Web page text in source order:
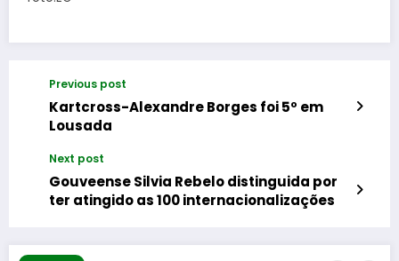
Previous post
Kartcross-Alexandre Borges foi 5º em
Lousada
Next post
Gouveense Silvia Rebelo distinguida por
ter atingido as 100 internacionalizações